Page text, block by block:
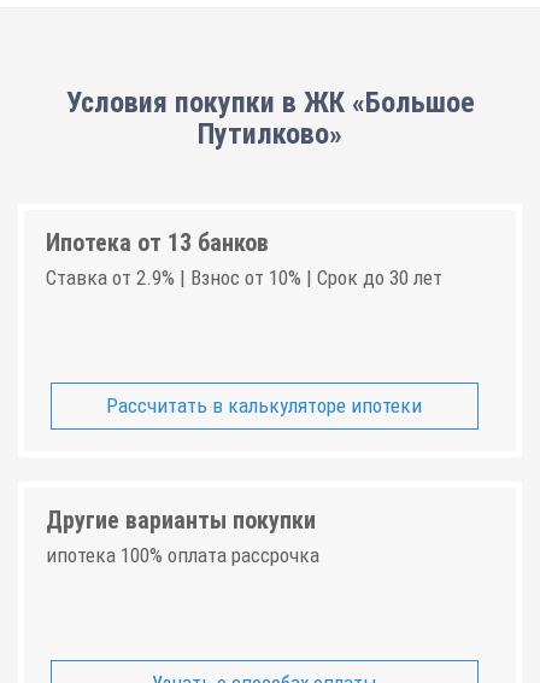
Условия покупки в ЖК «Большое
Путилково»
Ипотека от 13 банков
Ставка от 2.9% | Взнос от 10% | Срок до 30 лет
Рассчитать в калькуляторе ипотеки
Другие варианты покупки
ипотека 100% оплата рассрочка